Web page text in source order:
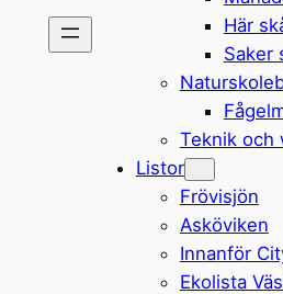
Här
Saker
Teknik och
Listor
Frövisjön
Asköviken
Innanför
Ekolista